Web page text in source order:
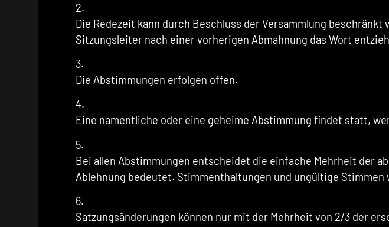
2.
Die Redezeit kann durch Beschluss der Versammlung
Sitzungsleiter nach einer vorherigen Abmahnung das Wort
3.
Die Abstimmungen erfolgen offen.
4.
Eine namentliche oder eine geheime Abstimmung findet statt,
5.
Bei allen Abstimmungen entscheidet die einfache Mehrheit der
Ablehnung bedeutet. Stimmenthaltungen und ungültige
6.
Satzungsänderungen können nur mit der Mehrheit von 2/3 der